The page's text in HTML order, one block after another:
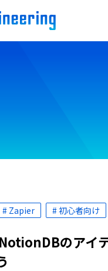
# Zapier # 初心者向け
のアイ